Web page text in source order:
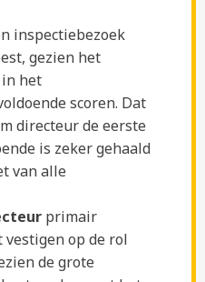
inspectiebezoek
gezien het
in het
scoren. Dat
directeur de eerste
is zeker gehaald
van alle
primair
op de rol
de grote